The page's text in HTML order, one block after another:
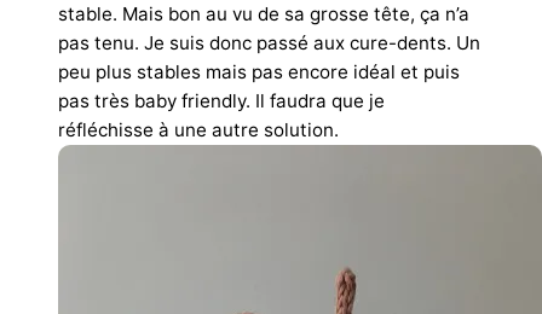
stable. Mais bon au vu de sa grosse tête, ça n’a
pas tenu. Je suis donc passé aux cure-dents. Un
peu plus stables mais pas encore idéal et puis
pas très baby friendly. Il faudra que je
réfléchisse à une autre solution.